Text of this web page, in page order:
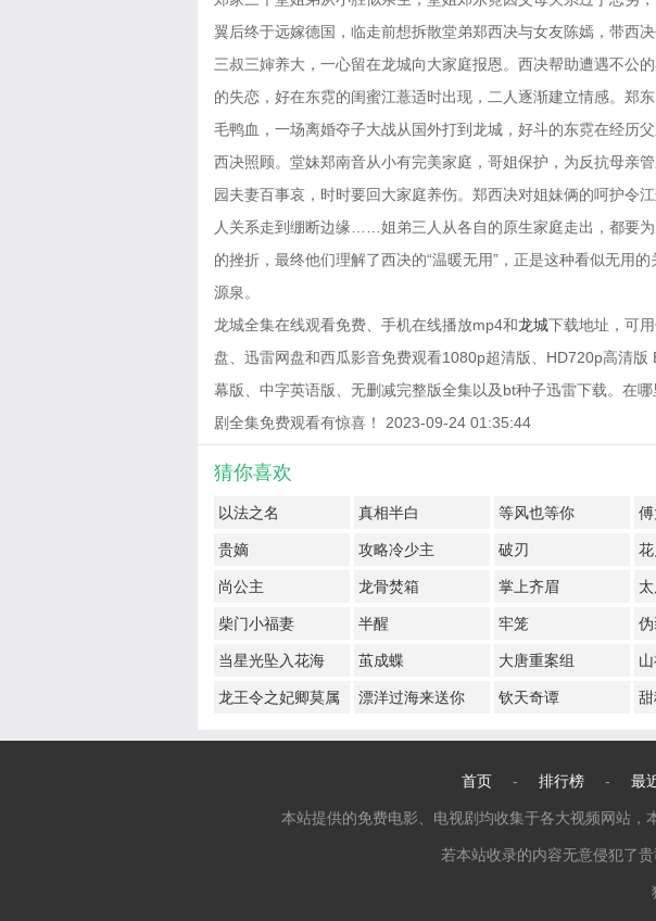
翼后终于远嫁德国，临走前想拆散堂弟郑西决与女友陈嫣，带西
三叔三婶养大，一心留在龙城向大家庭报恩。西决帮助遭遇不公
的失恋，好在东霓的闺蜜江薏适时出现，二人逐渐建立情感。郑
毛鸭血，一场离婚夺子大战从国外打到龙城，好斗的东霓在经历
西决照顾。堂妹郑南音从小有完美家庭，哥姐保护，为反抗母亲
园夫妻百事哀，时时要回大家庭养伤。郑西决对姐妹俩的呵护令
人关系走到绷断边缘……姐弟三人从各自的原生家庭走出，都要
的挫折，最终他们理解了西决的“温暖无用”，正是这种看似无用
源泉。
龙城全集在线观看免费、手机在线播放mp4和龙城下载地址，可
盘、迅雷网盘和西瓜影音免费观看1080p超清版、HD720p高清
幕版、中字英语版、无删减完整版全集以及bt种子迅雷下载。在
剧全集免费观看有惊喜！ 2023-09-24 01:35:44
猜你喜欢
以法之名 真相半白 等风也等你
点
贵嫡 攻略冷少主 破刃 花
尚公主 龙骨焚箱 掌上齐眉
柴门小福妻 半醒 牢笼
当星光坠入花海 茧成蝶 大唐重案组
龙王令之妃卿莫属 漂洋过海来送你 钦天奇谭
首页 - 排行榜 - 最
本站提供的免费电影、电视剧均收集于各大视频网站，
若本站收录的内容无意侵犯了